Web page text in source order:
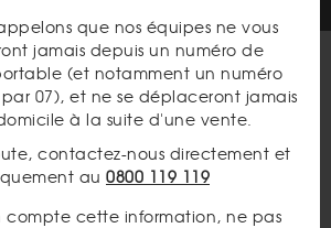
PLUS D'INFOS
Suivez-nous
que nos équipes ne vous
jamais depuis un numéro de
(et notamment un numéro
07), et ne se déplaceront jamais
à la suite d'une vente.
contactez-nous directement et
au 0800 119 119
compte cette information, ne pas